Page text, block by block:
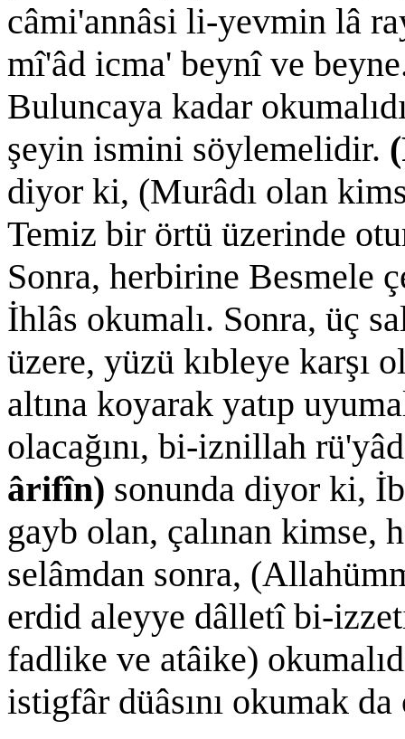
câmi'annâsi li-yevmin lâ
mî'âd icma' beynî ve
Buluncaya kadar
şeyin ismini söylemelidir.
diyor ki, (Murâdı olan
Temiz bir örtü üzerinde
Sonra, herbirine Besmele
İhlâs okumalı. Sonra, üç
üzere, yüzü kıbleye karşı
altına koyarak yatıp
olacağını, bi-iznillah
ârifîn) sonunda diyor ki,
gayb olan, çalınan kimse,
selâmdan sonra,
erdid aleyye dâlletî bi-
fadlike ve atâike)
istigfâr düâsını okumak